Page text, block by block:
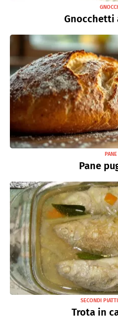
Gnocchetti
PANE
Pane
SECONDI
Trota in